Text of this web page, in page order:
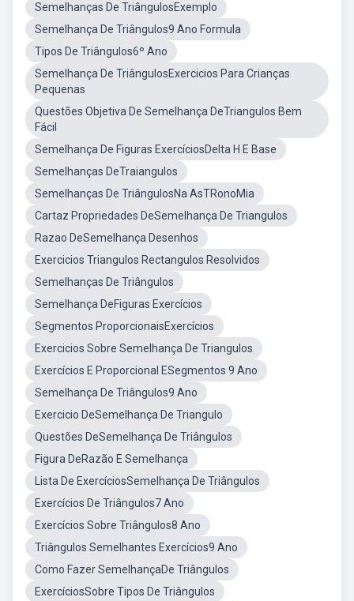
Semelhanças De TriângulosExemplo
Semelhança De Triângulos9 Ano Formula
Tipos De Triângulos6º Ano
Semelhança De TriângulosExercicios Para Crianças
Pequenas
Questões Objetiva De Semelhança DeTriangulos Bem
Fácil
Semelhança De Figuras ExercíciosDelta H E Base
Semelhanças DeTraiangulos
Semelhanças De TriângulosNa AsTRonoMia
Cartaz Propriedades DeSemelhança De Triangulos
Razao DeSemelhança Desenhos
Exercicios Triangulos Rectangulos Resolvidos
Semelhanças De Triângulos
Semelhança DeFiguras Exercícios
Segmentos ProporcionaisExercícios
Exercicios Sobre Semelhança De Triangulos
Exercícios E Proporcional ESegmentos 9 Ano
Semelhança De Triângulos9 Ano
Exercicio DeSemelhança De Triangulo
Questões DeSemelhança De Triângulos
Figura DeRazão E Semelhança
Lista De ExercíciosSemelhança De Triângulos
Exercícios De Triângulos7 Ano
Exercícios Sobre Triângulos8 Ano
Triângulos Semelhantes Exercícios9 Ano
Como Fazer SemelhançaDe Triângulos
ExercíciosSobre Tipos De Triângulos